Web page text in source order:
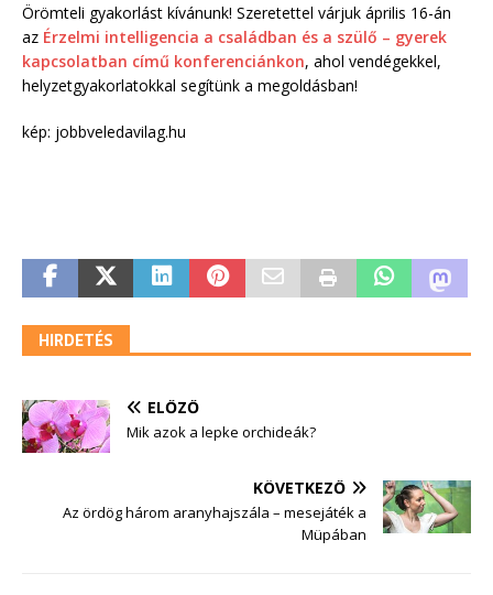
Örömteli gyakorlást kívánunk! Szeretettel várjuk április 16-án
az Érzelmi intelligencia a családban és a szülő – gyerek
kapcsolatban című konferenciánkon, ahol vendégekkel,
helyzetgyakorlatokkal segítünk a megoldásban!
kép: jobbveledavilag.hu
HIRDETÉS
ELŐZŐ
Mik azok a lepke orchideák?
KÖVETKEZŐ
Az ördög három aranyhajszála – mesejáték a
Müpában